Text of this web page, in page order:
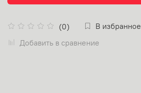
(0)
В избранное
Добавить в сравнение